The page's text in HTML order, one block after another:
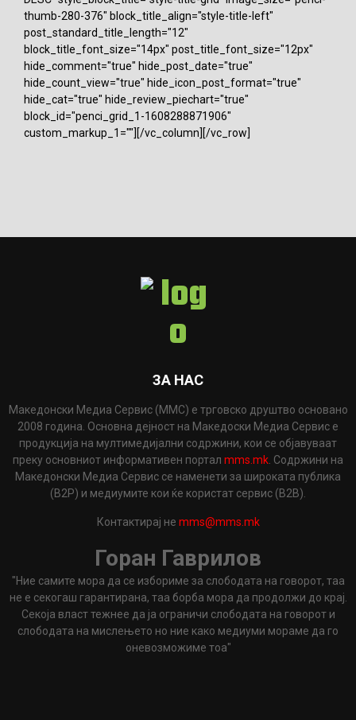
thumb-280-376" block_title_align="style-title-left"
post_standard_title_length="12"
block_title_font_size="14px" post_title_font_size="12px"
hide_comment="true" hide_post_date="true"
hide_count_view="true" hide_icon_post_format="true"
hide_cat="true" hide_review_piechart="true"
block_id="penci_grid_1-1608288871906"
custom_markup_1=""][/vc_column][/vc_row]
ЗА НАС
Македонски Медиа Сервис (ММС) е трговско друштво основано
2008 година. Основна дејност на Македоски Медиа Сервис е
продукција на мултимедијални содржини, кои се објавуваат
преку основниот информативен портал mms.mk. Содржини на
Македонски Медиа Сервис се наменети за широката публика
(B2P) и медиумите кои ќе користат сервис (B2B).
Контактирај не mms@mms.mk
Горан Гаврилов
"Ние самите мора да се избориме за слободата на говорот, таа
не е секогаш гарантирана, таа борба мора да продолжи до крај.
Секоја власт тежнее да ја ограничи слободата на говорот и
слободата на мислењето но ние како медиуми мораме да го
оневозможиме тоа"